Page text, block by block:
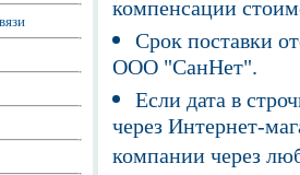
компенсации
Срок поставки
ООО "СанНет".
Если дата в
через Интернет-
компании через